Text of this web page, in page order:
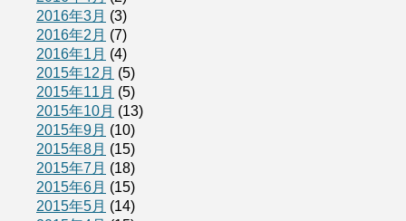
2016年3月 (3)
2016年2月 (7)
2016年1月 (4)
2015年12月 (5)
2015年11月 (5)
2015年10月 (13)
2015年9月 (10)
2015年8月 (15)
2015年7月 (18)
2015年6月 (15)
2015年5月 (14)